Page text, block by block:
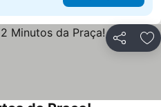
Partilhar